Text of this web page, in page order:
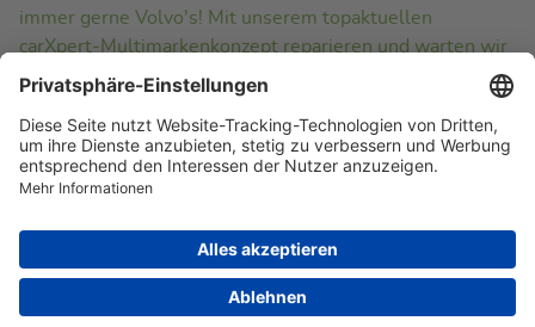
immer gerne Volvo's! Mit unserem topaktuellen
carXpert-Multimarkenkonzept reparieren und warten wir
aber alle gängigen Automarken von A bis Z!
Copyright © 2026 Carxpert Automotive
Disclaimer